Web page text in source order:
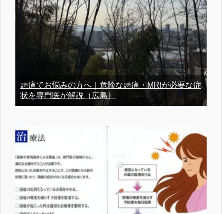
頭痛でお悩みの方へ｜危険な頭痛・MRIが必要な症
状を専門医が解説（広島）